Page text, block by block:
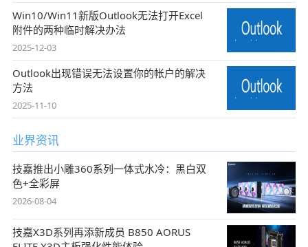
Win10/Win11新版Outlook无法打开Excel
附件的两种临时解决办法
2025-12-03
Outlook出现错误无法设置你的帐户的解决
方法
2025-11-10
业界资讯
技嘉推出小雕360系列一体式水冷：黑白双
色+全彩屏
2026-08-04
技嘉X3D系列再添新成员 B850 AORUS